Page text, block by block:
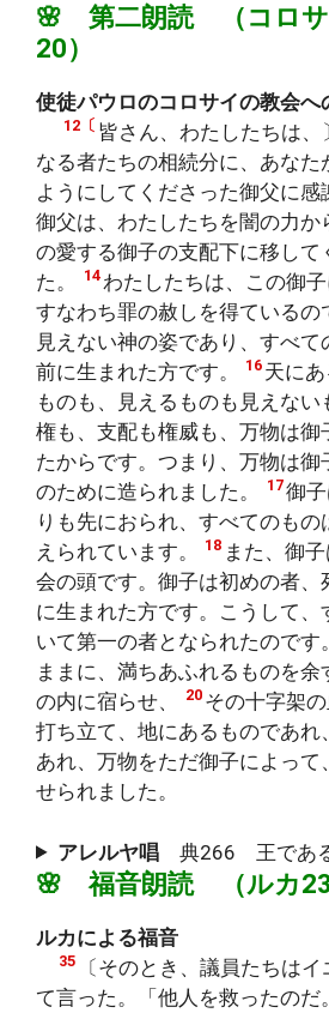
🌸 第二朗読 （コロサ
20）
使徒パウロのコロサイの教会へ
12〔 皆さん、わたしたちは
なる者たちの相続分に、あなた
ようにしてくださった御父に感
御父は、わたしたちを闇の力か
の愛する御子の支配下に移して
た。
14わたしたちは、この御子
すなわち罪の赦しを得ているの
見えない神の姿であり、すべて
前に生まれた方です。
16 天に
ものも、見えるものも見えない
権も、支配も権威も、万物は御
たからです。つまり、万物は御
のために造られました。
17御
りも先におられ、すべてのもの
えられています。
18 また、御
会の頭です。御子は初めの者、
に生まれた方です。こうして、
いて第一の者となられたのです。
ままに、満ちあふれるものを余
の内に宿らせ、
20 その十字架
打ち立て、地にあるものであれ
あれ、万物をただ御子によって
せられました。
アレルヤ唱 典266 王であ
🌸 福音朗読 （ルカ23
ルカによる福音
35
〔そのとき、議員たちは
て言った。「他人を救ったのだ